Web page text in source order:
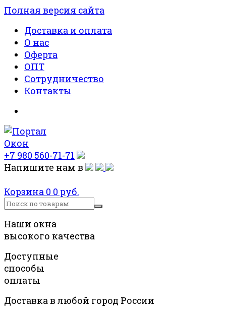
Полная версия сайта
Доставка и оплата
О нас
Оферта
ОПТ
Сотрудничество
Контакты
+7 980 560-71-71
Напишите нам в
Корзина 0 0 руб.
Наши окна
высокого качества
Доступные
способы
оплаты
Доставка в любой город России